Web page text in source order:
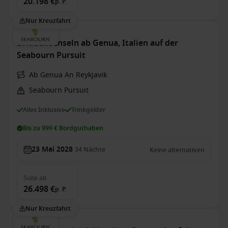
Nur Kreuzfahrt
Britische Inseln ab Genua, Italien auf der
Seabourn Pursuit
Ab Genua An Reykjavik
Seabourn Pursuit
Alles Inklusive Trinkgelder
Bis zu 999 € Bordguthaben
23 Mai 2028 34 Nächte Keine alternativen
Suite ab
26.498 €p. P.
Nur Kreuzfahrt